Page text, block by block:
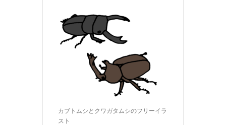
カブトムシとクワガタムシのフリーイラ
スト